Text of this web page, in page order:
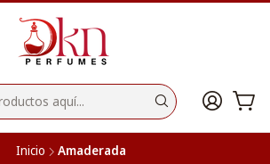
Inicio Amaderada